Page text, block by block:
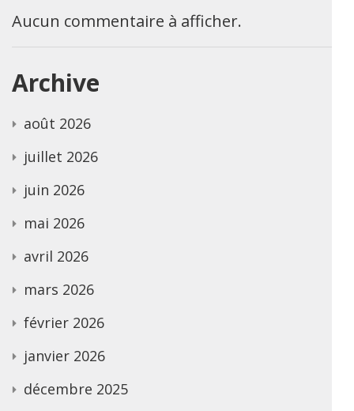
Aucun commentaire à afficher.
Archive
août 2026
juillet 2026
juin 2026
mai 2026
avril 2026
mars 2026
février 2026
janvier 2026
décembre 2025